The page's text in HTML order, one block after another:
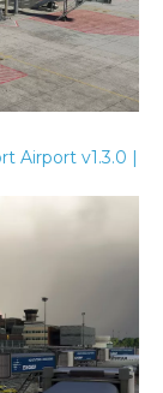
Airport v1.3.0 |